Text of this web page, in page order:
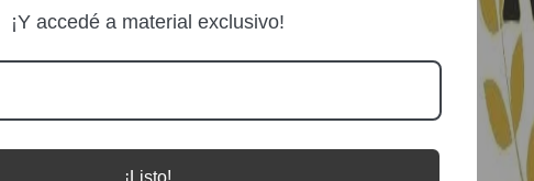
¡Y accedé a material exclusivo!
¡Listo!